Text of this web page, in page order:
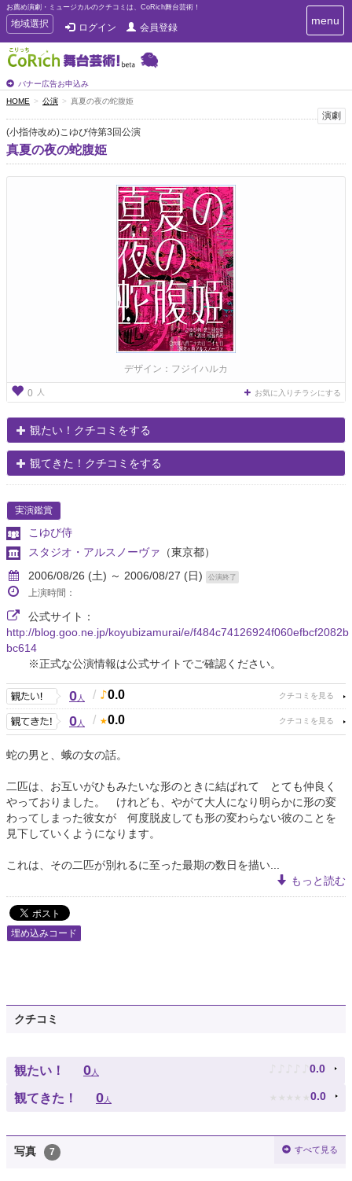
お薦め演劇・ミュージカルのクチコミは、CoRich舞台芸術！
T
o
g
g
e
n
a
v
i
g
地域選択 ログイン 会員登録
バナー広告お申込み
T
o
i
g
menu
HOME 公演 真夏の夜の蛇腹姫
演劇
(小指侍改め)こゆび侍第3回公演
真夏の夜の蛇腹姫
デザイン：フジイハルカ
0 人 お気に入りチラシにする
観たい！クチコミをする
観てきた！クチコミをする
実演鑑賞
こゆび侍
スタジオ・アルスノーヴァ （東京都）
2006/08/26 (土) ～ 2006/08/27 (日)
公演終了
上演時間：
公式サイト：
http://blog.goo.ne.jp/koyubizamurai/e/f484c74126924f060efbcf2082b
bc614
※正式な公演情報は公式サイトでご確認ください。
0人 / 0.0
0人 / 0.0
蛇の男と、蛾の女の話。
二匹は、お互いがひもみたいな形のときに結ばれて とても仲良く
やっておりました。 けれども、やがて大人になり明らかに形の変
わってしまった彼女が 何度脱皮しても形の変わらない彼のことを
見下していくようになります。
これは、その二匹が別れるに至った最期の数日を描い...
もっと読む
埋め込みコード
クチコミ
観たい！ 0人 ♪ ♪ ♪ ♪ ♪ 0.0
観てきた！ 0人 ★ ★ ★ ★ ★ 0.0
写真 7 すべて見る